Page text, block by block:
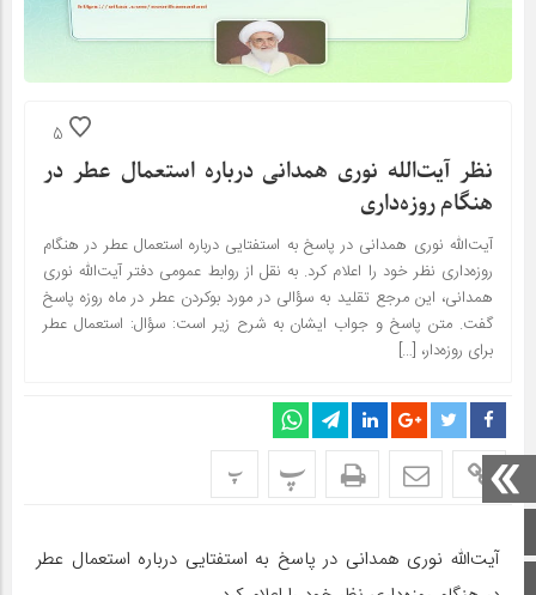
اینستاگرام
5
نظر آیت‌الله نوری همدانی درباره استعمال عطر در
هنگام روزه‌‍‌داری
آیت‌الله نوری همدانی در پاسخ به استفتایی درباره استعمال عطر در هنگام
روزه‌‍‌داری نظر خود را اعلام کرد. به نقل از روابط عمومی دفتر آیت‌الله نوری
همدانی، این مرجع تقلید به سؤالی در مورد بوکردن عطر در ماه روزه پاسخ
گفت. متن پاسخ و جواب ایشان به شرح زیر است: سؤال: استعمال عطر
برای روزه‌دار، […]
پ پ
آیت‌الله نوری همدانی در پاسخ به استفتایی درباره استعمال عطر